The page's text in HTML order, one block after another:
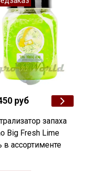
руб
запаха
Big Fresh Lime
в ассортименте